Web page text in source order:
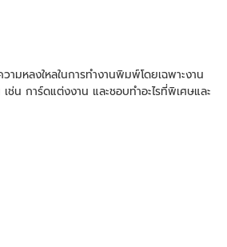
ามหลงใหลในการทำงานพิมพ์โดยเฉพาะงาน
น การ์ดแต่งงาน และชอบทำอะไรที่พิเศษและ